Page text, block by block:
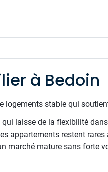
à Bedoin
logements stable qui
laisse de la flexibilité
appartements restent
marché mature sans forte